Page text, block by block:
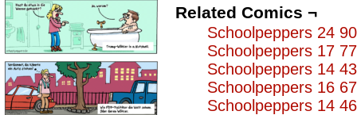
Related Comics ¬
Schoolpeppers 24
Schoolpeppers 17
Schoolpeppers 14
Schoolpeppers 16
Schoolpeppers 14